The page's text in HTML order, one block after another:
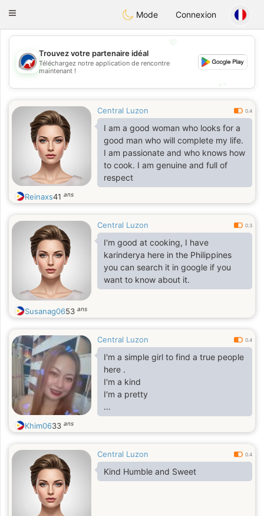
AustraliaChat
Toggle
Mode Connexion
💖
💕
Trouvez votre partenaire idéal
Téléchargez notre application de rencontre
maintenant !
Central Luzon 0.4
I am a good woman who looks for a
good man who will complete my life.
I am passionate and who knows how
to cook. I am genuine and full of
respect
Reinaxs41 ans
Central Luzon 0.3
I'm good at cooking, I have
karinderya here in the Philippines
you can search it in google if you
want to know about it.
Susanag0653 ans
Central Luzon 0.4
I'm a simple girl to find a true people
here .
I'm a kind
I'm a pretty
Khim0633 ans
Central Luzon 0.4
Kind Humble and Sweet